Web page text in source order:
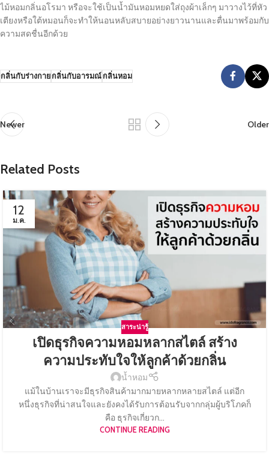
ไม้หอมกลิ่นอโรมา หรือจะใช้เป็นน้ำมันหอมหยดใส่ถุงผ้าเล็กๆ มาวางไว้ที่หัว
เตียงหรือใต้หมอนก็จะทำให้นอนหลับสบายอย่างยาวนานและตื่นมาพร้อมกับ
ความสดชื่นอีกด้วย
กลิ่นกับร่างกายกลิ่นกับอารมณ์กลิ่นหอม
Newer Older
Related Posts
12
ม.ค.
สาระน่ารู้
เปิดธุรกิจความหอมหลากสไตล์ สร้าง
ความประทับใจให้ลูกค้าด้วยกลิ่น
น้ำหอม
แม้ในบ้านเราจะมีธุรกิจสินค้ามากมายหลากหลายสไตล์ แต่อีก
หนึ่งธุรกิจที่น่าสนใจและยังคงได้รับการต้อนรับจากกลุ่มผู้บริโภคก็
คือ ธุรกิจเกี่ยวก...
CONTINUE READING